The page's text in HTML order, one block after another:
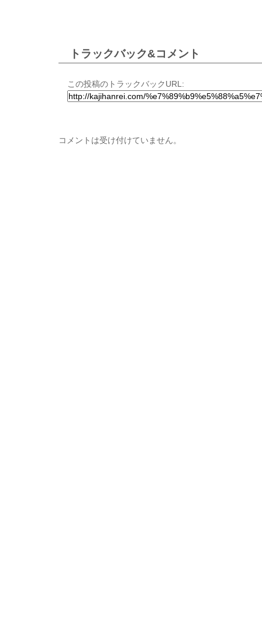
トラックバック&コメント
この投稿のトラックバックURL:
コメントは受け付けていません。